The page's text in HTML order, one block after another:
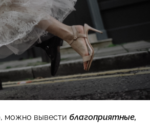
можно вывести благоприятные,